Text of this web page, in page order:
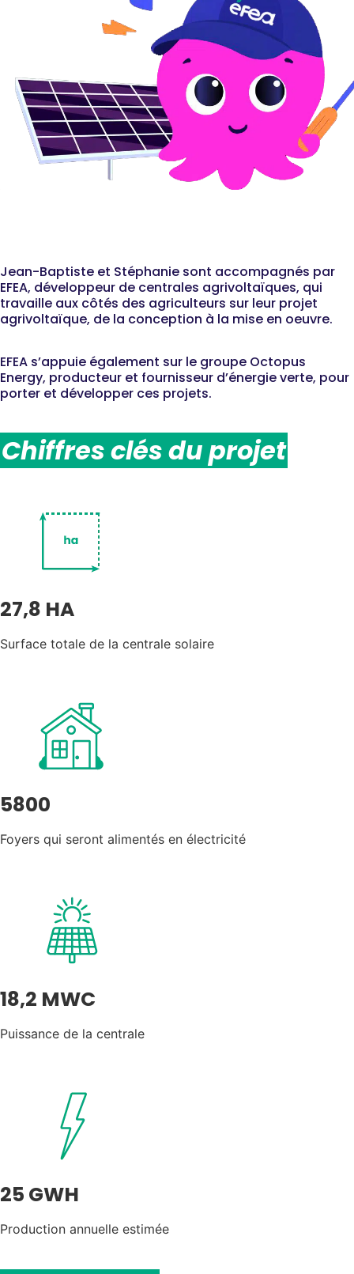
Jean-Baptiste et Stéphanie sont accompagnés par
EFEA, développeur de centrales agrivoltaïques, qui
travaille aux côtés des agriculteurs sur leur projet
agrivoltaïque, de la conception à la mise en oeuvre.
EFEA s’appuie également sur le groupe Octopus
Energy, producteur et fournisseur d’énergie verte, pour
porter et développer ces projets.
Chiffres clés du projet
27,8 HA
Surface totale de la centrale solaire
5800
Foyers qui seront alimentés en électricité
18,2 MWC
Puissance de la centrale
25 GWH
Production annuelle estimée